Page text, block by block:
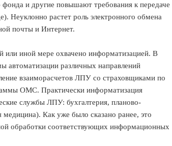
фонда и другие повышают требования к передаче
Неуклонно растет роль электронного обмена
почты и Интернет.
или иной мере охвачено информатизацией. В
автоматизации различных направлений
взаиморасчетов ЛПУ со страховщиками по
ОМС. Практически информатизация
службы ЛПУ: бухгалтерия, планово-
медицина). Как уже было сказано ранее, это
обработки соответствующих информационных